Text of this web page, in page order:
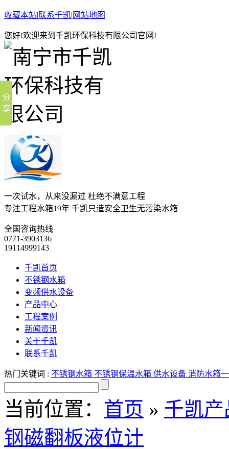
收藏本站|联系千凯| 网站地图
您好!欢迎来到千凯环保科技有限公司官网!
一次试水，从来没漏过 杜绝不满意工程
专注工程水箱19年 千凯只造安全卫生无污染水箱
全国咨询热线
0771-3903136
19114999143
千凯首页
不锈钢水箱
变频供水设备
产品中心
工程案例
新闻资讯
关于千凯
联系千凯
热门关键词 : 不锈钢水箱 不锈钢保温水箱 供水设备 消防水箱
当前位置： 首页 » 千凯
钢磁翻板液位计